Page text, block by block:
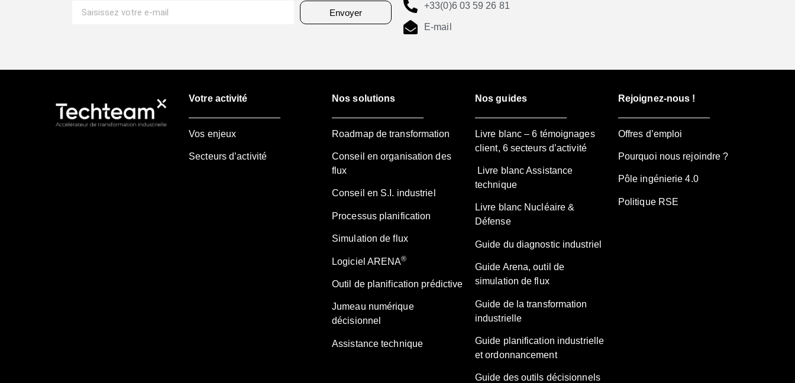
Envoyer
+33(0)6 03 59 26 81
E-mail
Votre activité
Vos enjeux
Secteurs d’activité
Nos solutions
Roadmap de transformation
Conseil en organisation des
flux
Conseil en S.I. industriel
Processus planification
Simulation de flux
Logiciel ARENA®
Outil de planification prédictive
Jumeau numérique
décisionnel
Assistance technique
Nos guides
Livre blanc – 6 témoignages
client, 6 secteurs d’activité
Livre blanc Assistance
technique
Livre blanc Nucléaire &
Défense
Guide du diagnostic industriel
Guide Arena, outil de
simulation de flux
Guide de la transformation
industrielle
Guide planification industrielle
et ordonnancement
Guide des outils décisionnels
Rejoignez-nous !
Offres d’emploi
Pourquoi nous rejoindre ?
Pôle ingénierie 4.0
Politique RSE